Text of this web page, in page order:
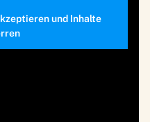
und Inhalte